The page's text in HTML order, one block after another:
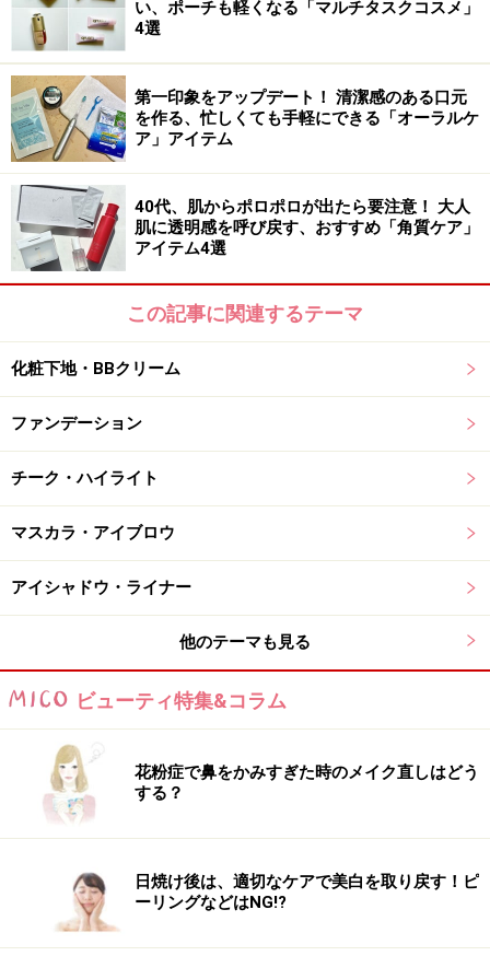
主な美容成分には、整肌成分のシロキクラゲエキス、加
水分解コメタンパク、アスコルビルリン酸Na、グリチル
リチン酸2Kなどが配合されており、肌のハリや透明感を
サポートしてくれます。使い方は、朝のスキンケア前や
夜のクレンジング後にサッと拭き取るだけ。古い角質を
やさしくオフしながら、次に使う化粧品のなじみもよく
なります。
※1 年齢に応じたケアのこと
favs（ファブス）「PHYTO COLLAGEN PAD」
価格：4400円（税込）
（3）リピートしやすい価格で習慣化しやすい拭き取り
化粧水
赤いパッケージが目印のネイチャーコンク
ナリスアップ「ネイチャーコンク 薬用 クリアローショ
ン」は、コットンに含ませて顔全体を拭き取るだけで、
る拭き取り化粧水。毎日取り入れやすい価格で、初心者
でも無理なくスキンケアルーティンに組み込めます。
これからの季節におすすめなのは、保湿感が程よく感じ
られる「うるおうタイプ」。乾燥しがちな40代の肌でも
拭き取り後のつっぱり感が出にくく、角質ケアと保湿を
バランスよく叶えます。よりしっかり保湿したい場合は
「しっとりタイプ」もおすすめです。朝のスキンケア前
い、ポーチも軽くなる「マルチタスクコスメ」
4選
第一印象をアップデート！ 清潔感のある口元
を作る、忙しくても手軽にできる「オーラルケ
ア」アイテム
40代、肌からポロポロが出たら要注意！ 大人
肌に透明感を呼び戻す、おすすめ「角質ケア」
アイテム4選
この記事に関連するテーマ
化粧下地・BBクリーム
ファンデーション
チーク・ハイライト
マスカラ・アイブロウ
アイシャドウ・ライナー
他のテーマも見る
ビューティ特集&コラム
花粉症で鼻をかみすぎた時のメイク直しはどう
する？
日焼け後は、適切なケアで美白を取り戻す！ピ
ーリングなどはNG!?